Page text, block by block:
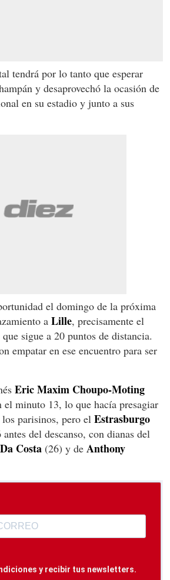
tendrá por lo tanto que esperar
y desaprovechó la ocasión de
en su estadio y junto a sus
el domingo de la próxima
a Lille, precisamente el
sigue a 20 puntos de distancia.
empatar en ese encuentro para ser
Eric Maxim Choupo-Moting
el minuto 13, lo que hacía presagiar
parisinos, pero el Estrasburgo
del descanso, con dianas del
Costa (26) y de Anthony
y recibir tus newsletters.